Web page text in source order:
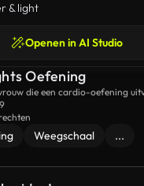
& light
Openen in AI Studio
Oefening
die een cardio-oefening
Weegschaal ...